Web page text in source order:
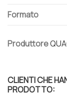
Formato
Produttore
CLIENTI CHE
PRODOTTO: